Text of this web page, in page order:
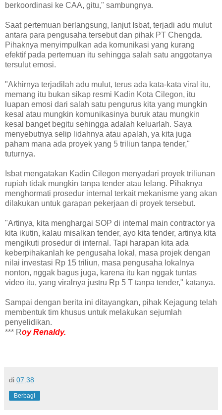
berkoordinasi ke CAA, gitu," sambungnya.
Saat pertemuan berlangsung, lanjut Isbat, terjadi adu mulut
antara para pengusaha tersebut dan pihak PT Chengda.
Pihaknya menyimpulkan ada komunikasi yang kurang
efektif pada pertemuan itu sehingga salah satu anggotanya
tersulut emosi.
"Akhirnya terjadilah adu mulut, terus ada kata-kata viral itu,
memang itu bukan sikap resmi Kadin Kota Cilegon, itu
luapan emosi dari salah satu pengurus kita yang mungkin
kesal atau mungkin komunikasinya buruk atau mungkin
kesal banget begitu sehingga adalah keluarlah. Saya
menyebutnya selip lidahnya atau apalah, ya kita juga
paham mana ada proyek yang 5 triliun tanpa tender,"
tuturnya.
Isbat mengatakan Kadin Cilegon menyadari proyek triliunan
rupiah tidak mungkin tanpa tender atau lelang. Pihaknya
menghormati prosedur internal terkait mekanisme yang akan
dilakukan untuk garapan pekerjaan di proyek tersebut.
"Artinya, kita menghargai SOP di internal main contractor ya
kita ikutin, kalau misalkan tender, ayo kita tender, artinya kita
mengikuti prosedur di internal. Tapi harapan kita ada
keberpihakanlah ke pengusaha lokal, masa projek dengan
nilai investasi Rp 15 triliun, masa pengusaha lokalnya
nonton, nggak bagus juga, karena itu kan nggak tuntas
video itu, yang viralnya justru Rp 5 T tanpa tender," katanya.
Sampai dengan berita ini ditayangkan, pihak Kejagung telah
membentuk tim khusus untuk melakukan sejumlah
penyelidikan.
*** Roy Renaldy.
di 07.38
Berbagi